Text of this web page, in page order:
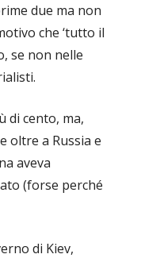
due ma non
che ‘tutto il
se non nelle
di cento, ma,
oltre a Russia e
aveva
(forse perché
di Kiev,